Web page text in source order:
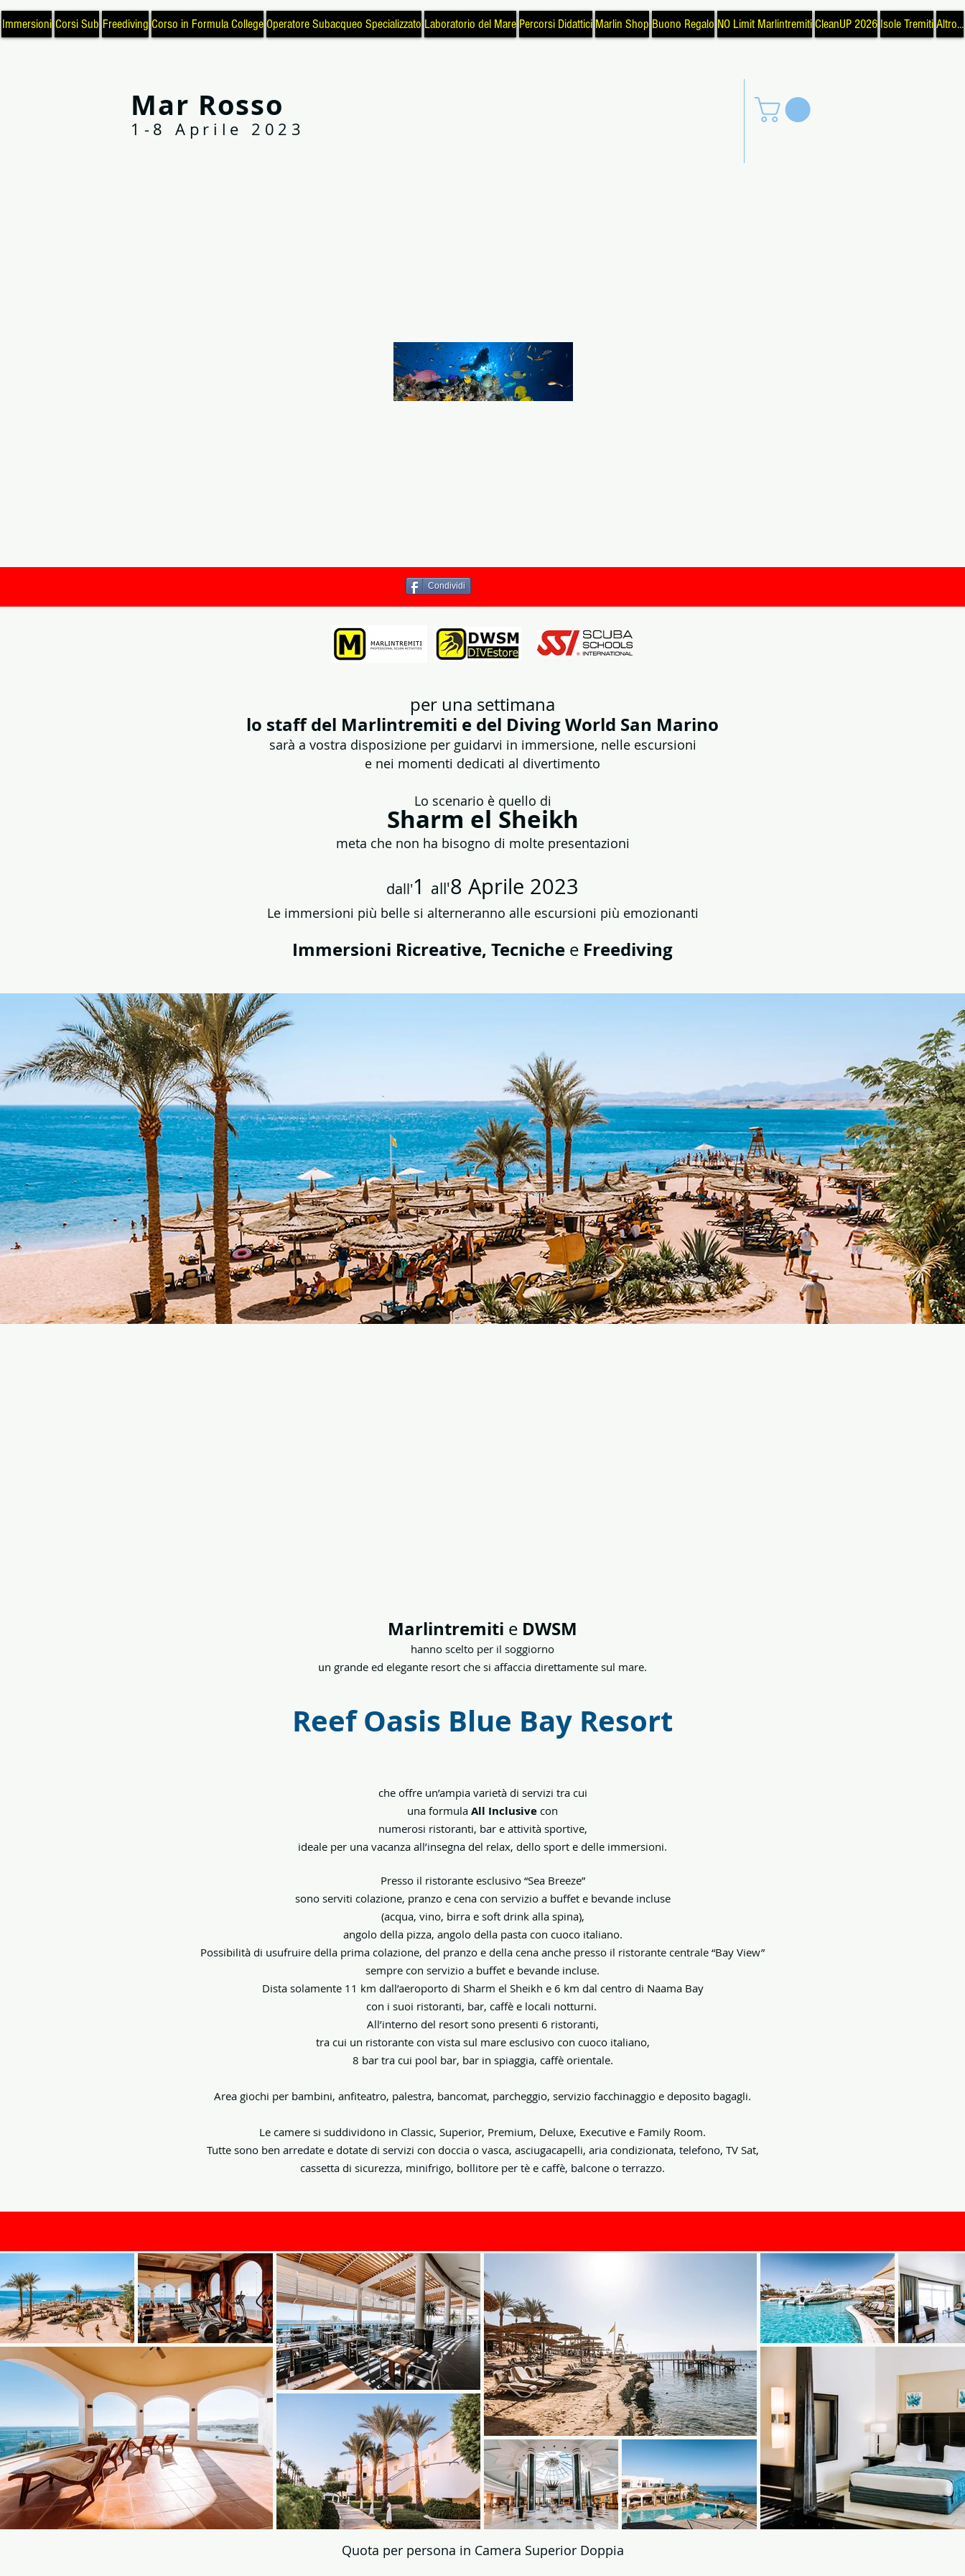
Immersioni Corsi Sub Freediving Corso in Formula CollegeOperatore Subacqueo Specializzato Laboratorio del Mare Percorsi Didattici Marlin Shop Buono Regalo NO Limit MarlintremitiCleanUP 2026 Isole TremitiAltro...
1-8 Aprile 2023
Mar Rosso
Condividi
per una settimana
lo staff del Marlintremiti e del Diving World San Marino
sarà a vostra disposizione per guidarvi in immersione, nelle escursioni
e nei momenti dedicati al divertimento
Lo scenario è quello di
Sharm el Sheikh
meta che non ha bisogno di molte presentazioni
dall'1 all'8 Aprile 2023
Le immersioni più belle si alterneranno alle escursioni più emozionanti
Immersioni Ricreative, Tecniche e Freediving
Marlintremiti e DWSM
hanno scelto per il soggiorno
un grande ed elegante resort che si affaccia direttamente sul mare.
Reef Oasis Blue Bay Resort
che offre un’ampia varietà di servizi tra cui
una formula All Inclusive con
numerosi ristoranti, bar e attività sportive,
ideale per una vacanza all’insegna del relax, dello sport e delle immersioni.
Presso il ristorante esclusivo “Sea Breeze”
sono serviti colazione, pranzo e cena con servizio a buffet e bevande incluse
(acqua, vino, birra e soft drink alla spina),
angolo della pizza, angolo della pasta con cuoco italiano.
Possibilità di usufruire della prima colazione, del pranzo e della cena anche presso il ristorante centrale “Bay View”
sempre con servizio a buffet e bevande incluse.
Dista solamente 11 km dall’aeroporto di Sharm el Sheikh e 6 km dal centro di Naama Bay
con i suoi ristoranti, bar, caffè e locali notturni.
All’interno del resort sono presenti 6 ristoranti,
tra cui un ristorante con vista sul mare esclusivo con cuoco italiano,
8 bar tra cui pool bar, bar in spiaggia, caffè orientale.
Area giochi per bambini, anfiteatro, palestra, bancomat, parcheggio, servizio facchinaggio e deposito bagagli.
Le camere si suddividono in Classic, Superior, Premium, Deluxe, Executive e Family Room.
Tutte sono ben arredate e dotate di servizi con doccia o vasca, asciugacapelli, aria condizionata, telefono, TV Sat,
cassetta di sicurezza, minifrigo, bollitore per tè e caffè, balcone o terrazzo.
Quota per persona in Camera Superior Doppia